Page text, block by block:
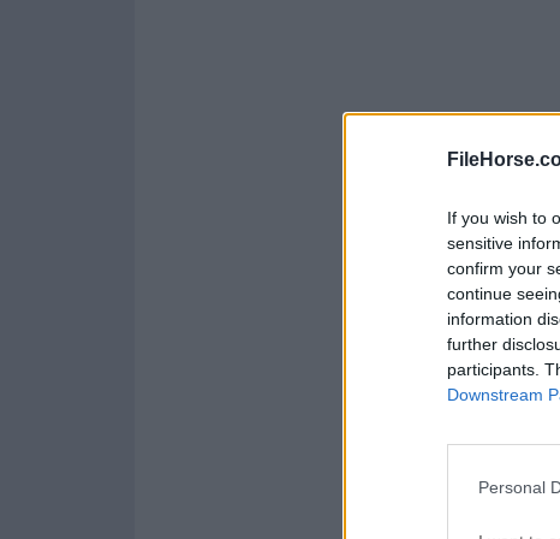
If you wish to
sensitive
confirm your
continue
information
further
participants.
Downstream
Personal